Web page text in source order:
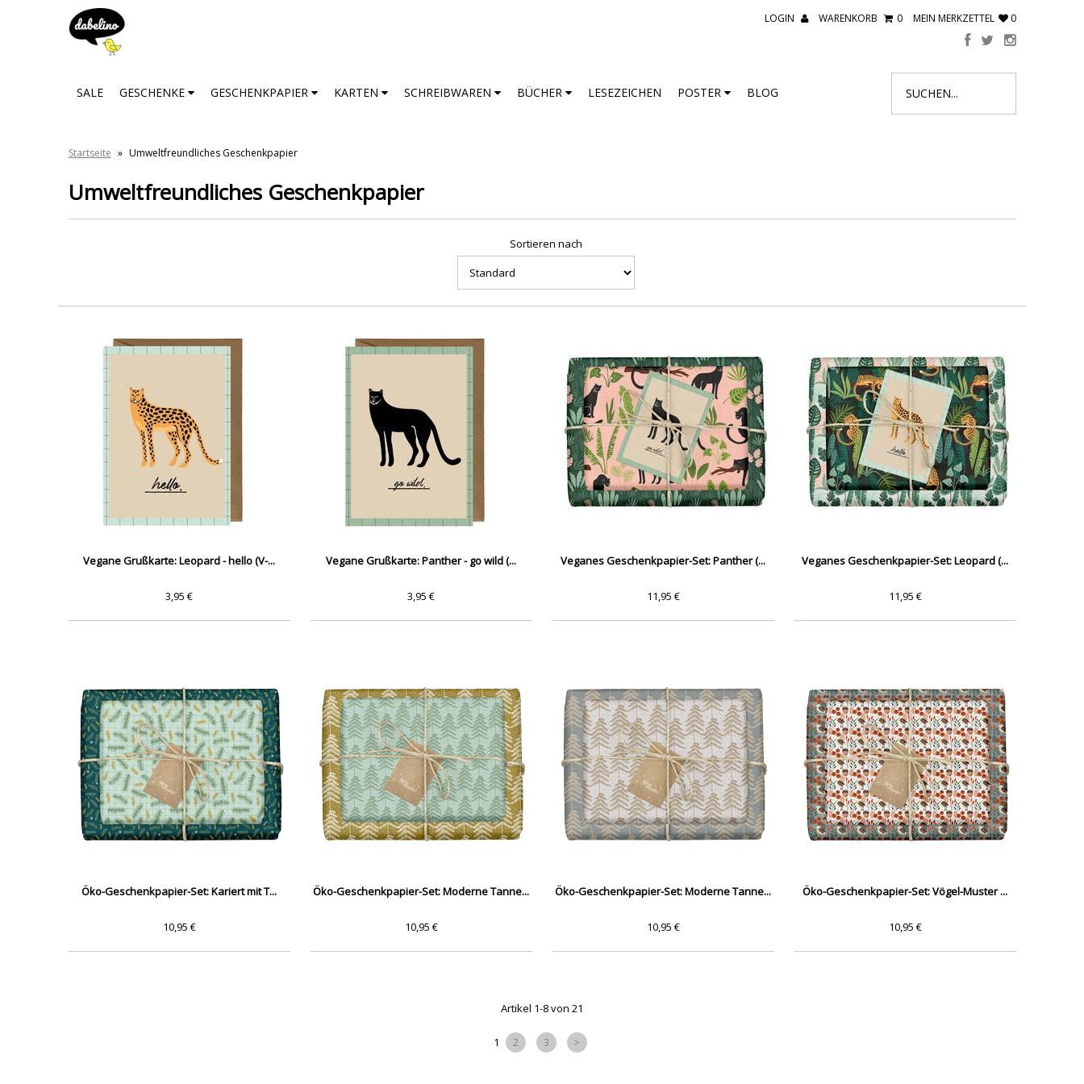
LOGIN WARENKORB 0 MEIN MERKZETTEL 0
SALE GESCHENKE GESCHENKPAPIER KARTEN SCHREIBWAREN BÜCHER LESEZEICHEN POSTER BLOG
Startseite » Umweltfreundliches Geschenkpapier
Umweltfreundliches Geschenkpapier
Sortieren nach
Vegane Grußkarte: Leopard - hello (V-...
3,95 €
Vegane Grußkarte: Panther - go wild (...
3,95 €
Veganes Geschenkpapier-Set: Panther (...
11,95 €
Veganes Geschenkpapier-Set: Leopard (...
11,95 €
Öko-Geschenkpapier-Set: Kariert mit T...
10,95 €
Öko-Geschenkpapier-Set: Moderne Tanne...
10,95 €
Öko-Geschenkpapier-Set: Moderne Tanne...
10,95 €
Öko-Geschenkpapier-Set: Vögel-Muster ...
10,95 €
Artikel 1-8 von 21
1 2 3 >